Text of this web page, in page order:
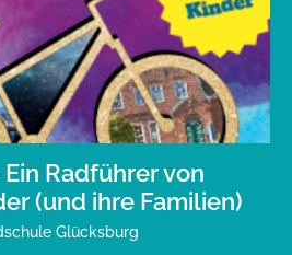
Radführer von
(und ihre Familien)
Glücksburg